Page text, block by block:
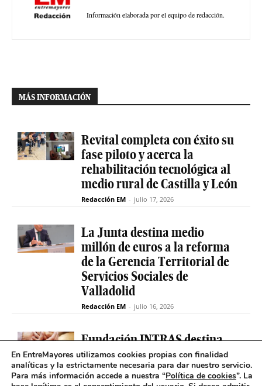
Información elaborada por el equipo de redacción.
MÁS INFORMACIÓN
Revital completa con éxito su
fase piloto y acerca la
rehabilitación tecnológica al
medio rural de Castilla y León
Redacción EM - julio 17, 2026
La Junta destina medio
millón de euros a la reforma
de la Gerencia Territorial de
Servicios Sociales de
Valladolid
Redacción EM - julio 16, 2026
Fundación INTRAS destina
6.000 euros a proyectos
sociales que impulsen la
salud mental en Castilla y
En EntreMayores utilizamos cookies propias con finalidad
analíticas y la estrictamente necesaria para dar nuestro servicio.
Para más información accede a nuestra “Política de cookies”. La